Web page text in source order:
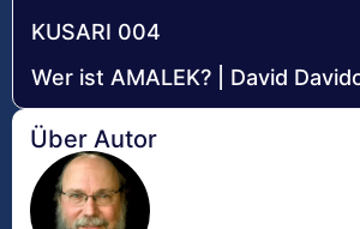
KUSARI 004
Wer ist AMALEK? | David
Über Autor